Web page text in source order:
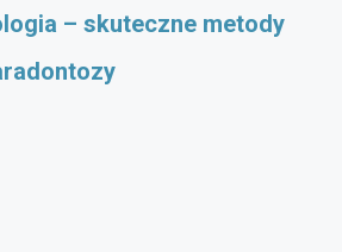
– skuteczne metody